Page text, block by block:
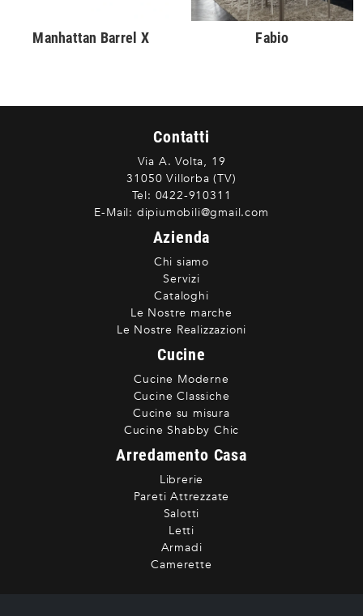
Manhattan Barrel X Fabio
Contatti
Via A. Volta, 19
31050 Villorba (TV)
Tel: 0422-910311
E-Mail: dipiumobili@gmail.com
Azienda
Chi siamo
Servizi
Cataloghi
Le Nostre marche
Le Nostre Realizzazioni
Cucine
Cucine Moderne
Cucine Classiche
Cucine su misura
Cucine Shabby Chic
Arredamento Casa
Librerie
Pareti Attrezzate
Salotti
Letti
Armadi
Camerette